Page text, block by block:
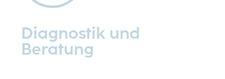
Diagnostik und
Beratung